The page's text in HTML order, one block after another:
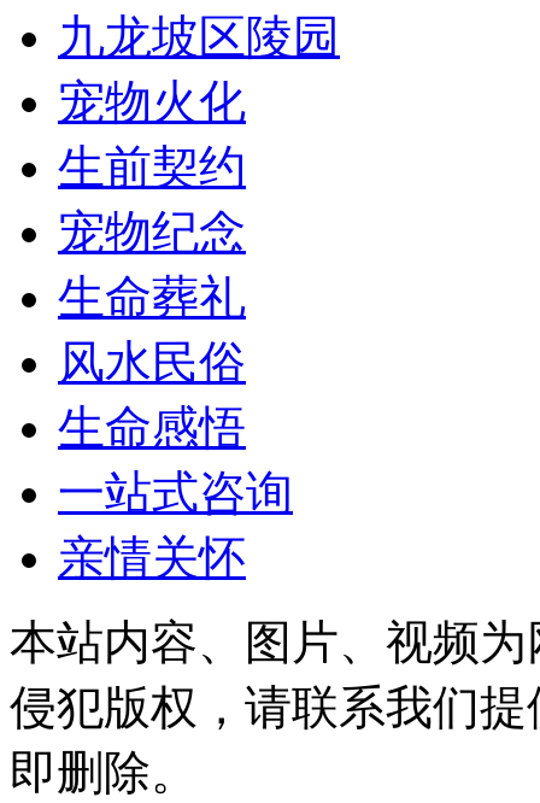
九龙坡区陵园
宠物火化
生前契约
宠物纪念
生命葬礼
风水民俗
生命感悟
一站式咨询
亲情关怀
本站内容、图片、视频
侵犯版权，请联系我们
即删除。